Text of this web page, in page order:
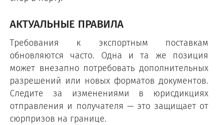
АКТУАЛЬНЫЕ ПРАВИЛА
Требования к экспортным поставкам
обновляются часто. Одна и та же позиция
может внезапно потребовать дополнительных
разрешений или новых форматов документов.
Следите за изменениями в юрисдикциях
отправления и получателя — это защищает от
сюрпризов на границе.